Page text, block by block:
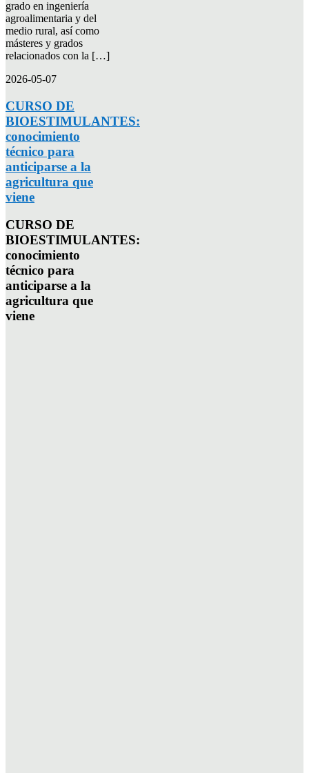
grado en ingeniería
agroalimentaria y del
medio rural, así como
másteres y grados
relacionados con la […]
2026-05-07
CURSO DE
BIOESTIMULANTES:
conocimiento
técnico para
anticiparse a la
agricultura que
viene
CURSO DE
BIOESTIMULANTES:
conocimiento
técnico para
anticiparse a la
agricultura que
viene